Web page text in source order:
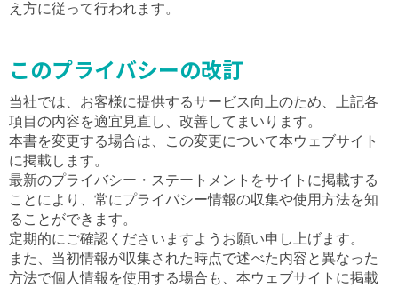
え方に従って行われます。
このプライバシーの改訂
当社では、お客様に提供するサービス向上のため、上記各
項目の内容を適宜見直し、改善してまいります。
本書を変更する場合は、この変更について本ウェブサイト
に掲載します。
最新のプライバシー・ステートメントをサイトに掲載する
ことにより、常にプライバシー情報の収集や使用方法を知
ることができます。
定期的にご確認くださいますようお願い申し上げます。
また、当初情報が収集された時点で述べた内容と異なった
方法で個人情報を使用する場合も、本ウェブサイトに掲載